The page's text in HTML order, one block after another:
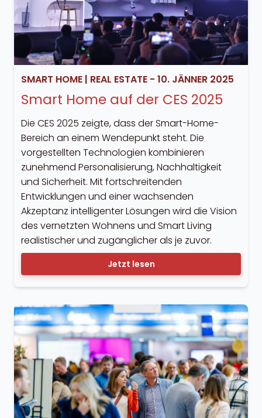
SMART HOME| REAL ESTATE- 10. JÄNNER 2025
Smart Home auf der CES 2025
Die CES 2025 zeigte, dass der Smart-Home-
Bereich an einem Wendepunkt steht. Die
vorgestellten Technologien kombinieren
zunehmend Personalisierung, Nachhaltigkeit
und Sicherheit. Mit fortschreitenden
Entwicklungen und einer wachsenden
Akzeptanz intelligenter Lösungen wird die Vision
des vernetzten Wohnens und Smart Living
realistischer und zugänglicher als je zuvor.
Jetzt lesen